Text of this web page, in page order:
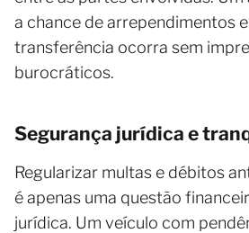
a chance de arrependimentos
transferência ocorra sem
burocráticos.
Segurança jurídica e
Regularizar multas e débitos
é apenas uma questão
jurídica. Um veículo com